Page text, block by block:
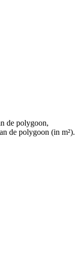
de polygoon,
de polygoon (in m²).